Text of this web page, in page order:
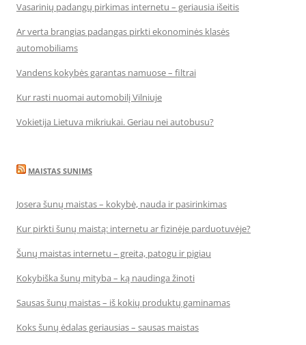
Vasarinių padangų pirkimas internetu – geriausia išeitis
Ar verta brangias padangas pirkti ekonominės klasės
automobiliams
Vandens kokybės garantas namuose – filtrai
Kur rasti nuomai automobilį Vilniuje
Vokietija Lietuva mikriukai. Geriau nei autobusu?
MAISTAS SUNIMS
Josera šunų maistas – kokybė, nauda ir pasirinkimas
Kur pirkti šunų maistą: internetu ar fizinėje parduotuvėje?
Šunų maistas internetu – greita, patogu ir pigiau
Kokybiška šunų mityba – ką naudinga žinoti
Sausas šunų maistas – iš kokių produktų gaminamas
Koks šunų ėdalas geriausias – sausas maistas